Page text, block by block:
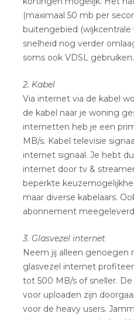
(maximaal 50 mb per
buitengebied
snelheid nog verder
soms ook VDSL gebruiken.
2. Kabel
Via internet via de kabel
de kabel naar je woning
internetten heb je een
MB/s. Kabel televisie
internet signaal. Je hebt
internet door tv &
beperkte
maar diverse kabelaars.
abonnement
3. Glasvezel internet
Neem jij alleen
glasvezel internet
tot 500 MB/s of sneller.
voor uploaden zijn
voor de heavy users.